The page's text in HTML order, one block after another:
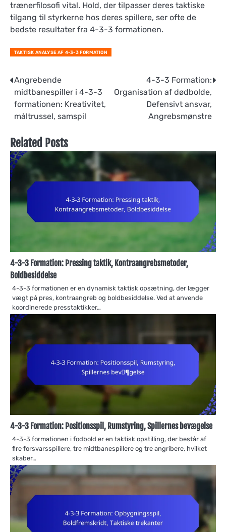
trænerfilosofi vital. Hold, der tilpasser deres taktiske
tilgang til styrkerne hos deres spillere, ser ofte de
bedste resultater fra 4-3-3 formationen.
TAKTISK ANALYSE AF 4-3-3 FORMATION
Post
navigation
Angrebende
midtbanespiller i 4-3-3
formationen: Kreativitet,
måltrussel, samspil
4-3-3 Formation:
Organisation af dødbolde,
Defensivt ansvar,
Angrebsmønstre
Related Posts
4-3-3 Formation: Pressing taktik, Kontraangrebsmetoder,
Boldbesiddelse
4-3-3 formationen er en dynamisk taktisk opsætning, der lægger
vægt på pres, kontraangreb og boldbesiddelse. Ved at anvende
koordinerede presstaktikker…
4-3-3 Formation: Positionsspil, Rumstyring, Spillernes bevægelse
4-3-3 formationen i fodbold er en taktisk opstilling, der består af
fire forsvarsspillere, tre midtbanespillere og tre angribere, hvilket
skaber…